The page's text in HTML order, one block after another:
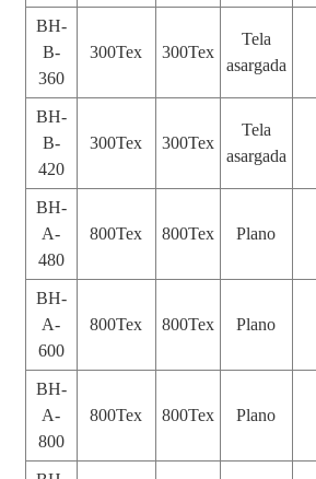
BH-
B-
360
300Tex 300Tex
Tela
asargada
BH-
B-
420
300Tex 300Tex
Tela
asargada
BH-
A-
480
800Tex 800Tex Plano
BH-
A-
600
800Tex 800Tex Plano
BH-
A-
800
800Tex 800Tex Plano